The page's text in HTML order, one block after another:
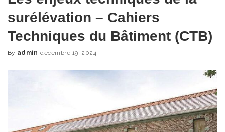
surélévation – Cahiers
Techniques du Bâtiment (CTB)
Posted
By admin décembre 19, 2024